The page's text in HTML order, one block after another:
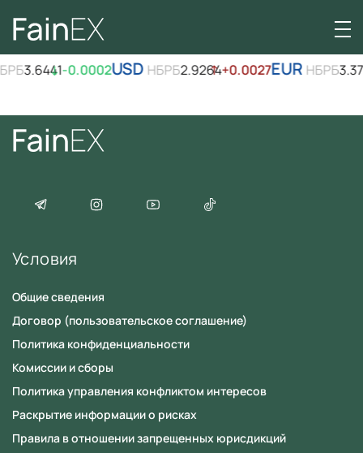
3.6441
↓-0.0002USD НБРБ2.9264
↑+0.0027EUR НБРБ
Условия
Общие сведения
Договор (пользовательское соглашение)
Политика конфиденциальности
Комиссии и сборы
Политика управления конфликтом интересов
Раскрытие информации о рисках
Правила в отношении запрещенных юрисдикций
Имя
Номер телефона
В данный момент платформа
находится в разработке,
следите за новостями о
запуске!